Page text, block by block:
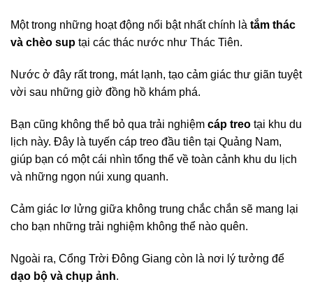
Một trong những hoạt động nổi bật nhất chính là tắm thác
và chèo sup tại các thác nước như Thác Tiên.
Nước ở đây rất trong, mát lạnh, tạo cảm giác thư giãn tuyệt
vời sau những giờ đồng hồ khám phá.
Bạn cũng không thể bỏ qua trải nghiệm cáp treo tại khu du
lịch này. Đây là tuyến cáp treo đầu tiên tại Quảng Nam,
giúp bạn có một cái nhìn tổng thể về toàn cảnh khu du lịch
và những ngọn núi xung quanh.
Cảm giác lơ lửng giữa không trung chắc chắn sẽ mang lại
cho bạn những trải nghiệm không thể nào quên.
Ngoài ra, Cổng Trời Đông Giang còn là nơi lý tưởng để
dạo bộ và chụp ảnh.